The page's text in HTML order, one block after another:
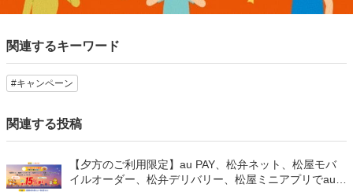
関連するキーワード
#キャンペーン
関連する投稿
【夕方のご利用限定】au PAY、松弁ネット、松屋モバ
イルオーダー、松弁デリバリー、松屋ミニアプリでau